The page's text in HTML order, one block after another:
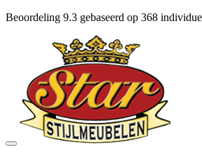
Beoordeling 9.3 gebaseerd op 368
Toggle